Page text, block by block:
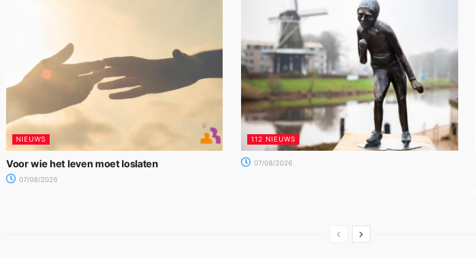
NIEUWS
Voor wie het leven moet loslaten
07/08/2026
112 NIEUWS
07/08/2026